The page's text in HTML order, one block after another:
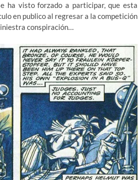
ha visto forzado a participar, que esta
en publico al regresar a la competición
conspiración…